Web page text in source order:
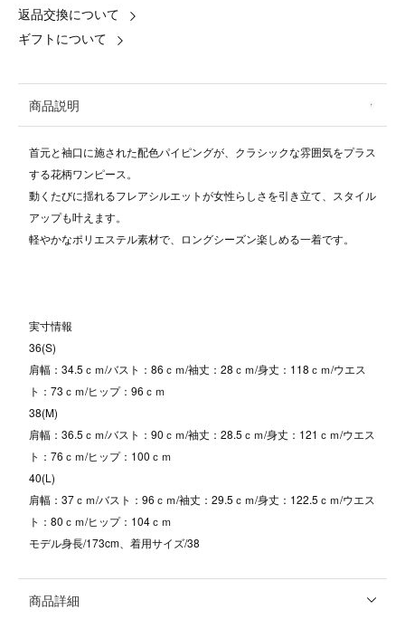
返品交換について
ギフトについて
商品説明
首元と袖口に施された配色パイピングが、クラシックな雰囲気をプラス
する花柄ワンピース。
動くたびに揺れるフレアシルエットが女性らしさを引き立て、スタイル
アップも叶えます。
軽やかなポリエステル素材で、ロングシーズン楽しめる一着です。
実寸情報
36(S)
肩幅：34.5ｃｍ/バスト：86ｃｍ/袖丈：28ｃｍ/身丈：118ｃｍ/ウエス
ト：73ｃｍ/ヒップ：96ｃｍ
38(M)
肩幅：36.5ｃｍ/バスト：90ｃｍ/袖丈：28.5ｃｍ/身丈：121ｃｍ/ウエス
ト：76ｃｍ/ヒップ：100ｃｍ
40(L)
肩幅：37ｃｍ/バスト：96ｃｍ/袖丈：29.5ｃｍ/身丈：122.5ｃｍ/ウエス
ト：80ｃｍ/ヒップ：104ｃｍ
モデル身長/173cm、着用サイズ/38
商品詳細